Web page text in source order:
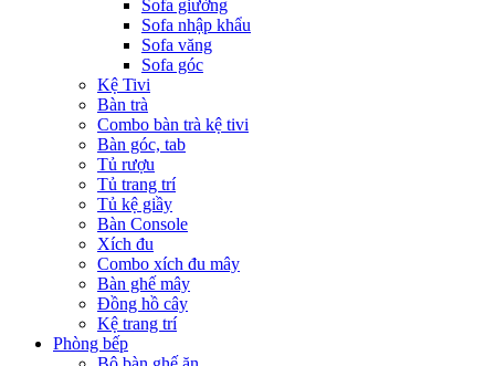
Sofa giường
Sofa nhập khẩu
Sofa văng
Sofa góc
Kệ Tivi
Bàn trà
Combo bàn trà kệ tivi
Bàn góc, tab
Tủ rượu
Tủ trang trí
Tủ kệ giầy
Bàn Console
Xích đu
Combo xích đu mây
Bàn ghế mây
Đồng hồ cây
Kệ trang trí
Phòng bếp